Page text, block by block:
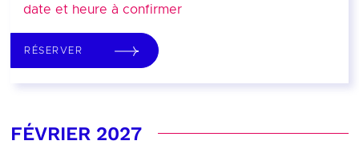
date et heure à confirmer
RÉSERVER
FÉVRIER 2027